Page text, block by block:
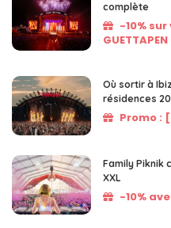
complète
-10%
GUETTAPEN
Où sortir à
résidences
Promo :
Family Piknik
XXL
-10%